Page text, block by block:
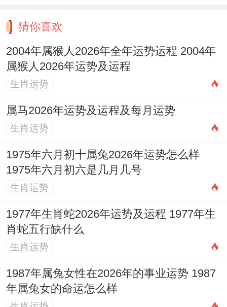
放 祥安阁登榜扬名
清晰，考运顺遂，修心为上：「七杀」同
「偏印」并临之年精神内耗严重，当培养
等能带来纯粹快乐的对象释放压力，将克身
高明的趋吉避凶之路。
不同年份属猴人2026年运程逐年详解
（此处重要详解2004年其他年份简略提及以
作对比）
2004年甲申猴（虚岁23）：「泉中水」命。
此年命主「甲木」受「丙火」泄秀又受「午
火」烤灼，是挑战与成长并存之年，具体运
猜你喜欢
2004年属猴人2026年全年运势运程 2004年
属猴人2026年运势及运程
生肖运势
属马2026年运势及运程及每月运势
生肖运势
1975年六月初十属兔2026年运势怎么样
1975年六月初六是几月几号
生肖运势
1977年生肖蛇2026年运势及运程 1977年生
肖蛇五行缺什么
生肖运势
1987年属兔女性在2026年的事业运势 1987
年属兔女的命运怎么样